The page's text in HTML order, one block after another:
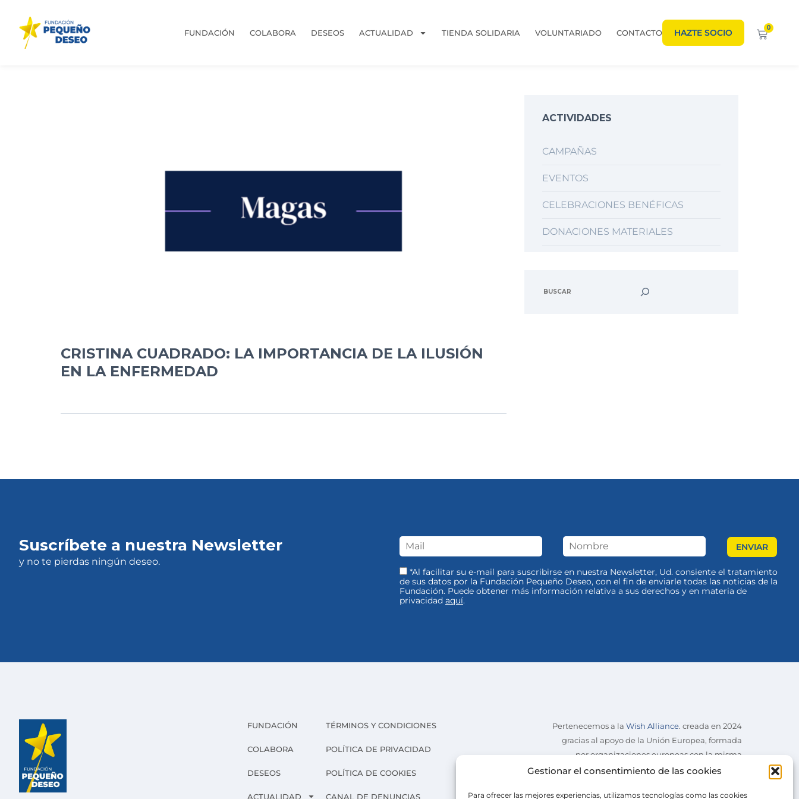
Gestionar el consentimiento de las cookies
Para ofrecer las mejores experiencias, utilizamos tecnologías como las cookies
FUNDACIÓN COLABORA DESEOS ACTUALIDAD TIENDA SOLIDARIA VOLUNTARIADO CONTACTO HAZTE SOCIO 0
CRISTINA CUADRADO: LA IMPORTANCIA DE LA ILUSIÓN
EN LA ENFERMEDAD
ACTIVIDADES
CAMPAÑAS
EVENTOS
CELEBRACIONES BENÉFICAS
DONACIONES MATERIALES
Suscríbete a nuestra Newsletter
y no te pierdas ningún deseo.
*Al facilitar su e-mail para suscribirse en nuestra Newsletter, Ud. consiente el tratamiento
de sus datos por la Fundación Pequeño Deseo, con el fin de enviarle todas las noticias de la
Fundación. Puede obtener más información relativa a sus derechos y en materia de
privacidad aquí.
FUNDACIÓN
COLABORA
DESEOS
ACTUALIDAD
TÉRMINOS Y CONDICIONES
POLÍTICA DE PRIVACIDAD
POLÍTICA DE COOKIES
CANAL DE DENUNCIAS
Pertenecemos a la Wish Alliance. creada en 2024
gracias al apoyo de la Unión Europea, formada
por organizaciones europeas con la misma
misión.